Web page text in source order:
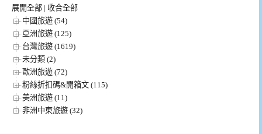
展開全部 | 收合全部
中國旅遊 (54)
亞洲旅遊 (125)
台灣旅遊 (1619)
未分類 (2)
歐洲旅遊 (72)
粉絲折扣碼&開箱文 (115)
美洲旅遊 (11)
非洲中東旅遊 (32)